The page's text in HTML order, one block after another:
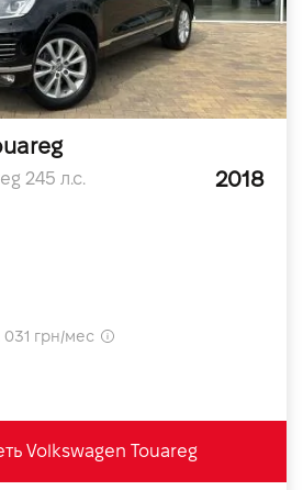
245 л.с. 2018
031 грн/мес
Volkswagen Touareg